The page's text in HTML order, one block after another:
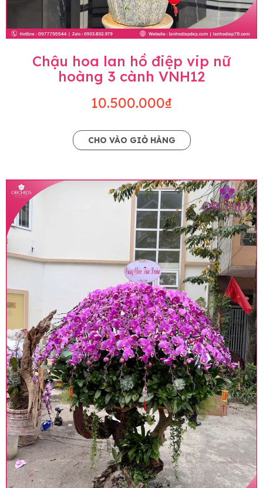
Chậu hoa lan hồ điệp vip nữ
hoàng 3 cành VNH12
10.500.000₫
CHO VÀO GIỎ HÀNG